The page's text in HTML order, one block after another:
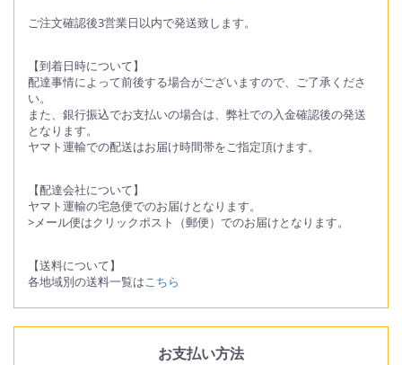
ご注文確認後3営業日以内で発送致します。
【到着日時について】
配達事情によって前後する場合がございますので、ご了承くださ
い。
また、銀行振込でお支払いの場合は、弊社での入金確認後の発送
となります。
ヤマト運輸での配送はお届け時間帯をご指定頂けます。
【配達会社について】
ヤマト運輸の宅急便でのお届けとなります。
>メール便はクリックポスト（郵便）でのお届けとなります。
【送料について】
各地域別の送料一覧はこちら
お支払い方法